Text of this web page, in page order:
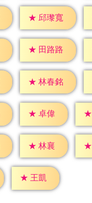
★ 邱瓈寬
★ 田路路
★ 林春銘
★ 卓偉 ★
★ 林襄 ★
★ 王凱